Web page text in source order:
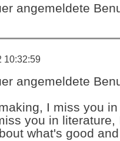
angemeldete
10:32:59
angemeldete
I miss you
you in literature,
what's good